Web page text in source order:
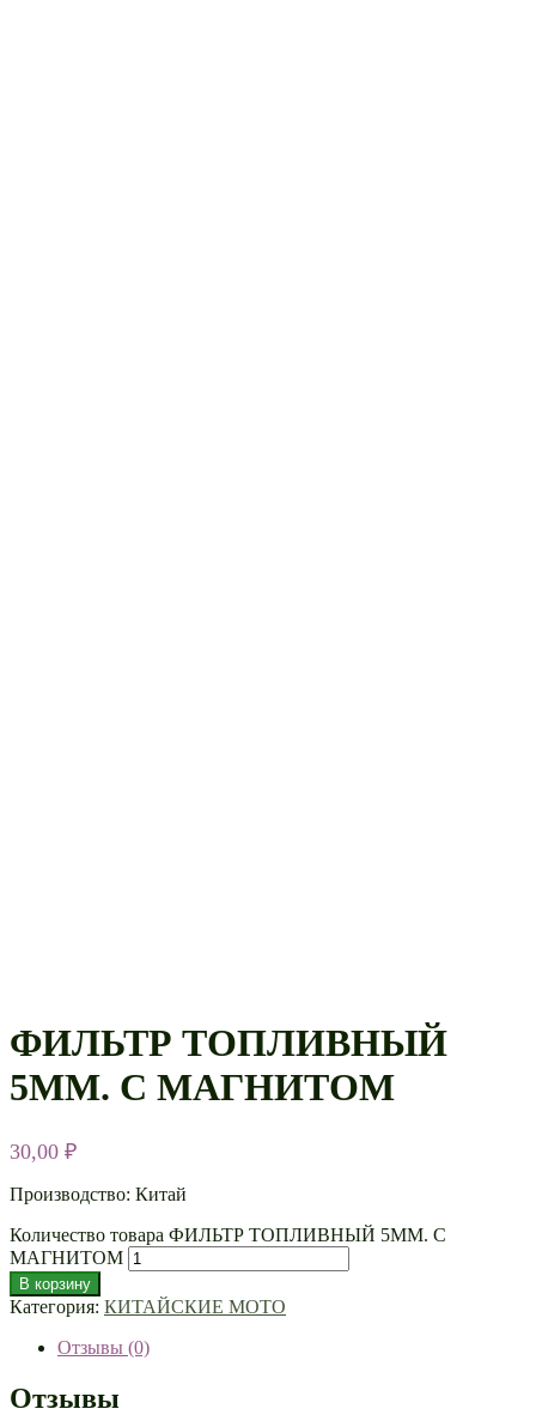
ФИЛЬТР ТОПЛИВНЫЙ
5ММ. С МАГНИТОМ
30,00 ₽
Производство: Китай
Количество товара ФИЛЬТР ТОПЛИВНЫЙ 5ММ. С
МАГНИТОМ
В корзину
Категория: КИТАЙСКИЕ МОТО
Отзывы (0)
Отзывы